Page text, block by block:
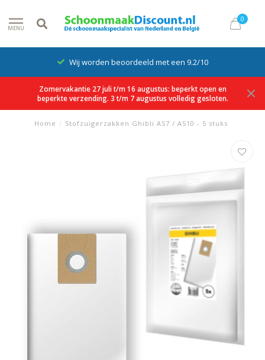
MENU
0
Wij worden beoordeeld met een 9.2/10
Zomervakantie 27 juli t/m 16 augustus: beperkt open en
beperkte verzending. 3 t/m 7 augustus volledig gesloten.
Home / Stofzuigerzakken Ghibli AS7 / AS10 - 5 stuks